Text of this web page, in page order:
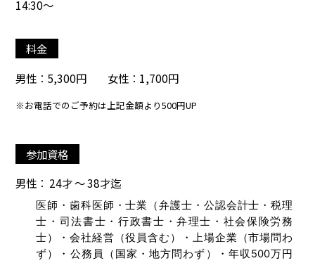
14:30～
料金
男性：5,300円 女性：1,700円
※お電話でのご予約は上記金額より500円UP
参加資格
男性： 24才 ～ 38才迄
医師・歯科医師・士業（弁護士・公認会計士・税理
士・司法書士・行政書士・弁理士・社会保険労務
士）・会社経営（役員含む）・上場企業（市場問わ
ず）・公務員（国家・地方問わず）・年収500万円